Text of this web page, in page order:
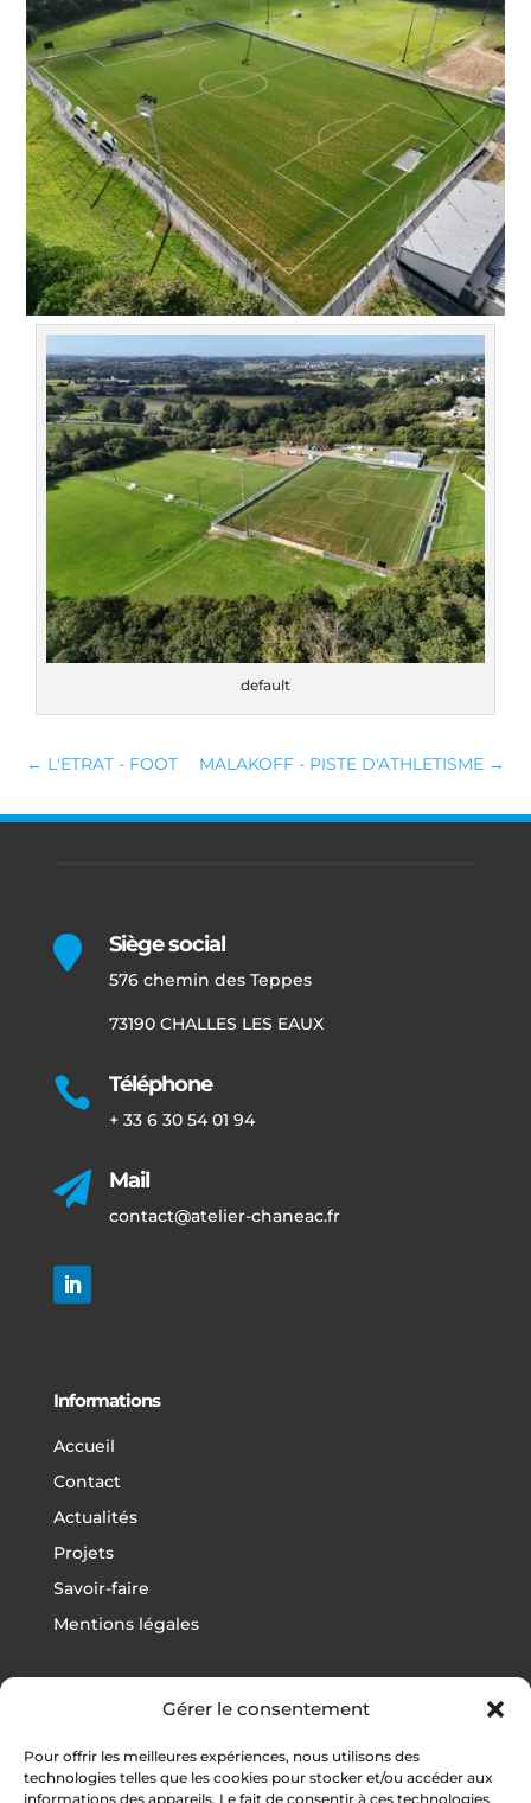
Gérer le consentement
Pour offrir les meilleures expériences, nous utilisons des
technologies telles que les cookies pour stocker et/ou accéder aux
informations des appareils. Le fait de consentir à ces technologies
default
← L'ETRAT - FOOT MALAKOFF - PISTE D'ATHLETISME→
 Siège social
576 chemin des Teppes
73190 CHALLES LES EAUX
 Téléphone
+ 33 6 30 54 01 94
 Mail
contact@atelier-chaneac.fr
Informations
Accueil
Contact
Actualités
Projets
Savoir-faire
Mentions légales
Football